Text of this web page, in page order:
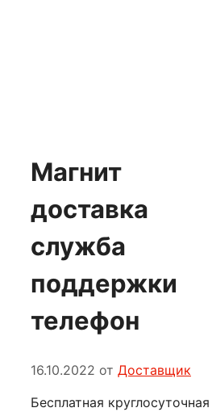
Магнит
доставка
служба
поддержки
телефон
16.10.2022 от Доставщик
Бесплатная круглосуточная